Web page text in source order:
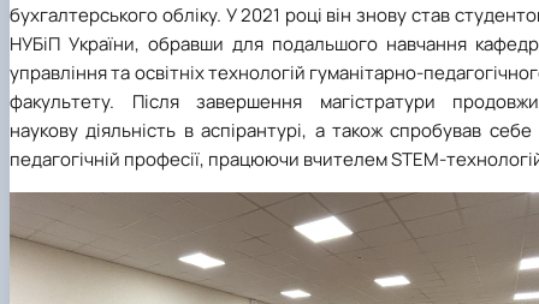
бухгалтерського обліку. У 2021 році він знову став
НУБіП України, обравши для подальшого навчання
управління та освітніх технологій гуманітарно-
факультету. Після завершення магістратури
наукову діяльність в аспірантурі, а також спробував себе
педагогічній професії, працюючи вчителем STEM-